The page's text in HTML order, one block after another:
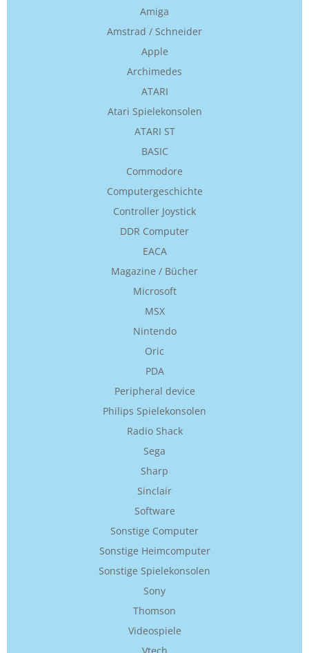
Amiga
Amstrad / Schneider
Apple
Archimedes
ATARI
Atari Spielekonsolen
ATARI ST
BASIC
Commodore
Computergeschichte
Controller Joystick
DDR Computer
EACA
Magazine / Bücher
Microsoft
MSX
Nintendo
Oric
PDA
Peripheral device
Philips Spielekonsolen
Radio Shack
Sega
Sharp
Sinclair
Software
Sonstige Computer
Sonstige Heimcomputer
Sonstige Spielekonsolen
Sony
Thomson
Videospiele